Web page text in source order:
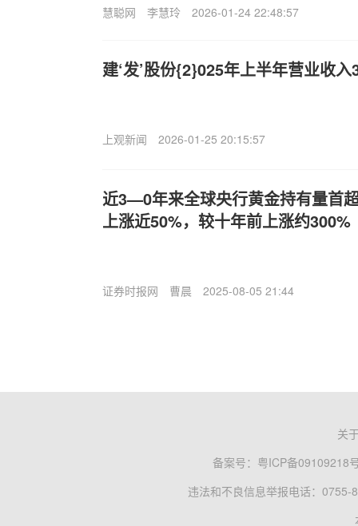
慧聪网 李慧玲 2026-01-24 22:48:57
建‘发’股份{2}025年上半年营业收
上观新闻 2026-01-25 20:15:57
近3—0年来全球央行黄金持有量首
上涨近50%，较十年前上涨约300%
证券时报网 曹晨 2025-08-05 21:44
关
备案号： 粤ICP备09109218
违法和不良信息举报电话：0755-